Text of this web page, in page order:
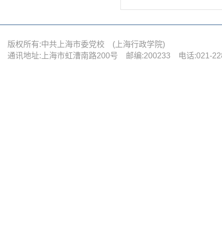
版权所有:中共上海市委党校 (上海行政学院)
通讯地址:上海市虹漕南路200号 邮编:200233 电话:021-